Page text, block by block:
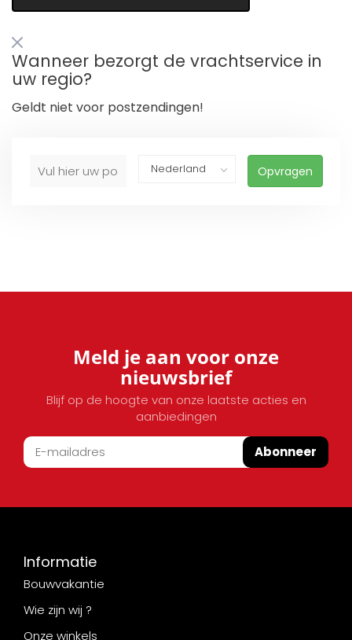
Wanneer bezorgt de vrachtservice in
uw regio?
Geldt niet voor postzendingen!
Opvragen
Meld je aan voor onze
nieuwsbrief
Blijf op de hoogte van onze laatste acties en
aanbiedingen
Abonneer
Informatie
Bouwvakantie
Wie zijn wij ?
Onze winkels